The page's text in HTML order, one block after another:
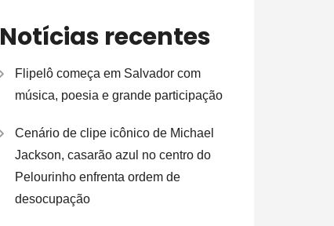
Notícias recentes
Flipelô começa em Salvador com
música, poesia e grande participação
Cenário de clipe icônico de Michael
Jackson, casarão azul no centro do
Pelourinho enfrenta ordem de
desocupação